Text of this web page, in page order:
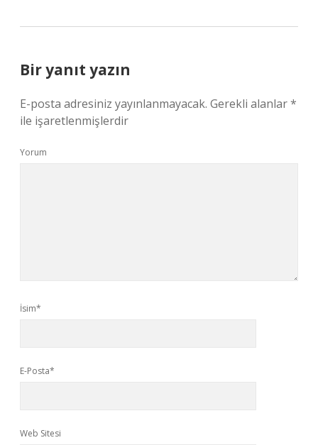
Bir yanıt yazın
E-posta adresiniz yayınlanmayacak. Gerekli alanlar*
ile işaretlenmişlerdir
Yorum
İsim*
E-Posta*
Web Sitesi